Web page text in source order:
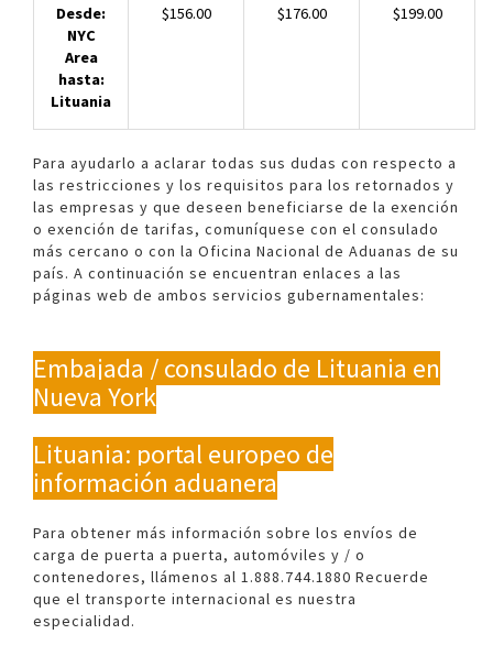
Desde:
NYC
Area
hasta:
Lituania
$156.00 $176.00 $199.00
Para ayudarlo a aclarar todas sus dudas con respecto a
las restricciones y los requisitos para los retornados y
las empresas y que deseen beneficiarse de la exención
o exención de tarifas, comuníquese con el consulado
más cercano o con la Oficina Nacional de Aduanas de su
país. A continuación se encuentran enlaces a las
páginas web de ambos servicios gubernamentales:
Embajada / consulado de Lituania en
Nueva York
Lituania: portal europeo de
información aduanera
Para obtener más información sobre los envíos de
carga de puerta a puerta, automóviles y / o
contenedores, llámenos al 1.888.744.1880 Recuerde
que el transporte internacional es nuestra
especialidad.